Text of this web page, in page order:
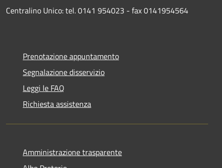
Centralino Unico: tel. 0141 954023 - fax 0141954564
Prenotazione appuntamento
Segnalazione disservizio
Leggi le FAQ
Richiesta assistenza
Amministrazione trasparente